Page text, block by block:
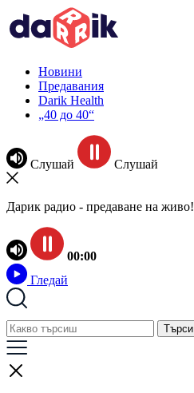
Новини
Предавания
Darik Health
„40 до 40“
Слушай Слушай
Дарик радио - предаване на живо!
00:00
Гледай